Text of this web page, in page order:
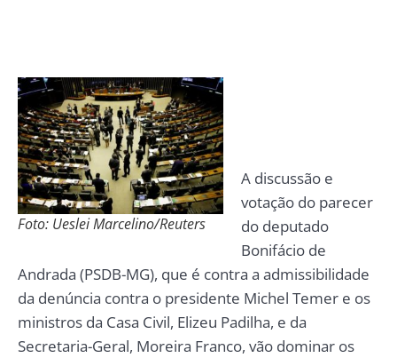
Foto: Ueslei Marcelino/Reuters
A discussão e
votação do parecer
do deputado
Bonifácio de
Andrada (PSDB-MG), que é contra a admissibilidade
da denúncia contra o presidente Michel Temer e os
ministros da Casa Civil, Elizeu Padilha, e da
Secretaria-Geral, Moreira Franco, vão dominar os